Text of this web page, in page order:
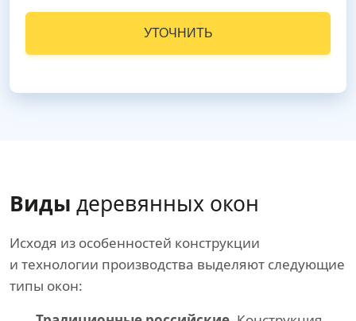
УТОЧНИТЬ
Виды деревянных окон
Исходя из особенностей конструкции
и технологии производства выделяют следующие
типы окон: